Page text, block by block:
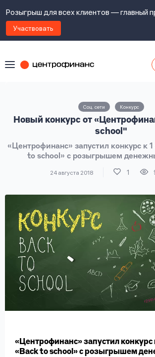
Розыгрыш для всех клиентов — главный
Участвовать
Соц. сети Конкурс
Новый конкурс от
school"
«Центрофинанс» запустил конкурс к
to school» с розыгрышем
24 августа 2018 1
«Центрофинанс» запустил конкурс
«Back to school» с розыгрышем
Войти под другим номером
Наши
Задать
вопрос
вопросы
с
займов,
политикой
сайта,
обработку
личных
данных